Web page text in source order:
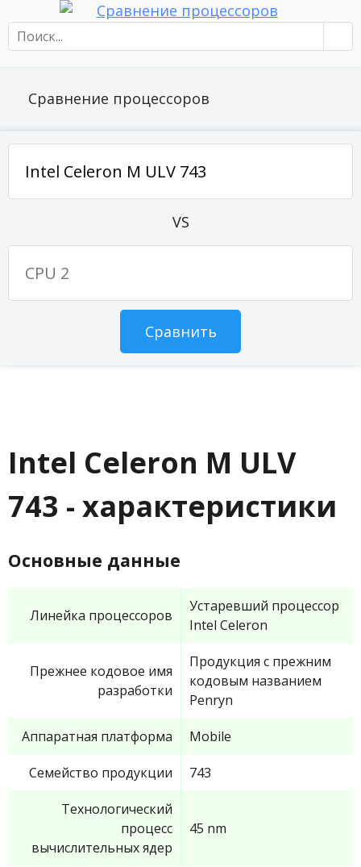
Сравнение процессоров
VS
Intel Celeron M ULV
743 - характеристики
Основные данные
Линейка процессоров
Устаревший процессор
Intel Celeron
Прежнее кодовое имя
разработки
Продукция с прежним
кодовым названием
Penryn
Аппаратная платформа Mobile
Семейство продукции 743
Технологический
процесс
вычислительных ядер
45 nm